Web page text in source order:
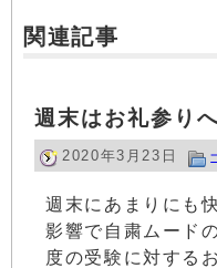
関連記事
週末はお礼参り
2020年3月23日
週末にあまりにも
影響で自粛ムード
度の受験に対する